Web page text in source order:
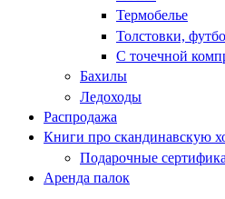
Термобелье
Толстовки,
С точечной
Бахилы
Ледоходы
Распродажа
Книги про скандинавскую
Подарочные
Аренда палок